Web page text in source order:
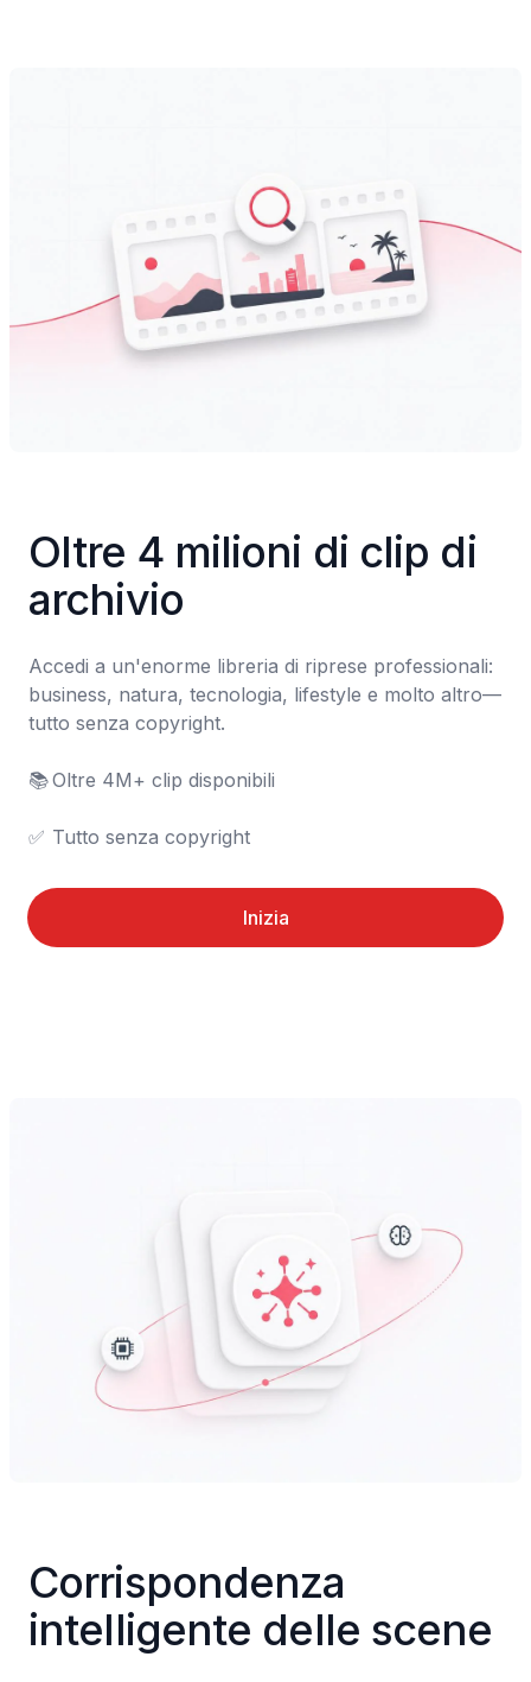
Oltre 4 milioni di clip di
archivio
Accedi a un'enorme libreria di riprese professionali:
business, natura, tecnologia, lifestyle e molto altro—
tutto senza copyright.
📚	Oltre 4M+ clip disponibili
✅	Tutto senza copyright
Inizia
Corrispondenza
intelligente delle scene